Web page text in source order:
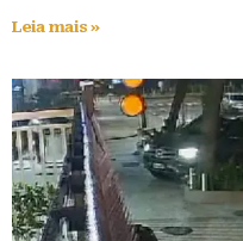
Leia mais »